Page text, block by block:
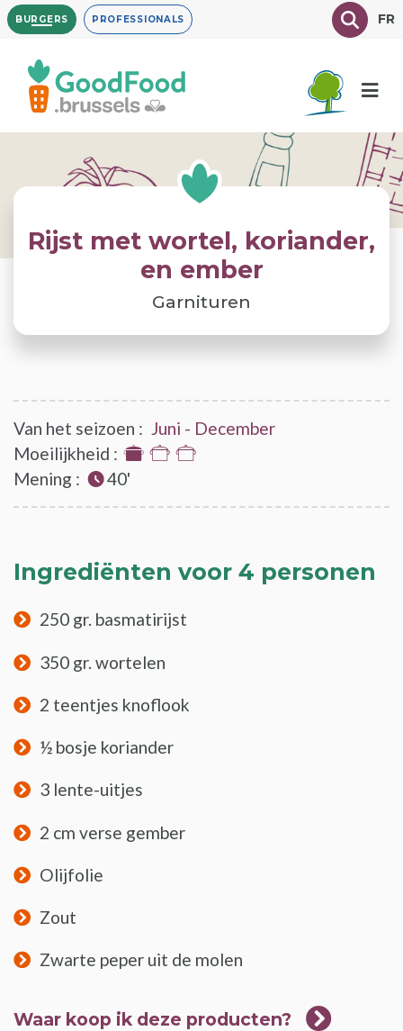
Overslaan
en
inhoud
gaan
BURGERS PROFESSIONALS TexteFR
Rijst met wortel, koriander,
en ember
Garnituren
Van het seizoen : Juni - December
Moeilijkheid : 1
van
de
Mening : 40'
Ingrediënten voor 4 personen
250 gr. basmatirijst
350 gr. wortelen
2 teentjes knoflook
½ bosje koriander
3 lente-uitjes
2 cm verse gember
Olijfolie
Zout
Zwarte peper uit de molen
Waar koop ik deze producten?